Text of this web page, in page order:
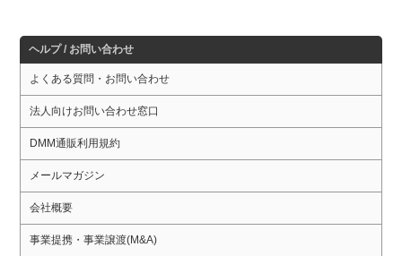
ヘルプ / お問い合わせ
よくある質問・お問い合わせ
法人向けお問い合わせ窓口
DMM通販利用規約
メールマガジン
会社概要
事業提携・事業譲渡(M&A)